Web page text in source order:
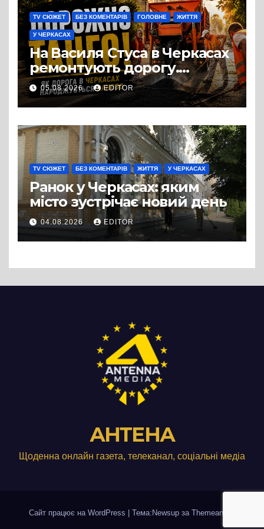
TV СЮЖЕТ БЕЗ КОМЕНТАРІВ ГОЛОВНЕ ЖИТТЯ
У ЧЕРКАСАХ
На Василя Стуса в Черкасах
ремонтують дорогу.
Роботи ведуться на ділянці
від провулка Івана Сірка до
вулиці Надпільної
05.08.2026 EDITOR
TV СЮЖЕТ БЕЗ КОМЕНТАРІВ ЖИТТЯ У ЧЕРКАСАХ
Ранок у Черкасах: яким
місто зустрічає новий день
04.08.2026 EDITOR
АНТЕНА
Щоденна онлайн газета, телеканал, соціальні медіа
Сайт працює на WordPress Тема:Newsup за Themeansar